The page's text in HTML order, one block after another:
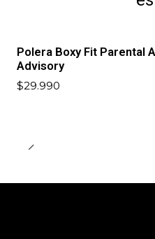
Polera Boxy Fit Parental
Advisory
$29.990